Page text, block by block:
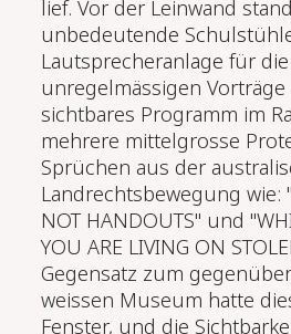
lief. Vor der Leinwand
unbedeutende
Lautsprecheranlage für die
unregelmässigen
sichtbares Programm im
mehrere mittelgrosse
Sprüchen aus der
Landrechtsbewegung wie:
NOT HANDOUTS" und
YOU ARE LIVING ON
Gegensatz zum
weissen Museum hatte
Fenster, und die